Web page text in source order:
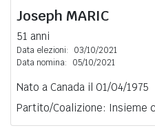
Joseph MARIC
51 anni
Data elezioni:
03/10/2021
Data nomina:
05/10/2021
Nato a Canada il 01/04/1975
Partito/Coalizione: Insieme